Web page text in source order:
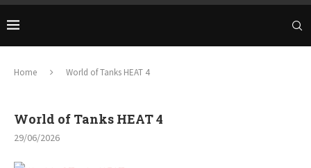
Home World of Tanks HEAT 4
World of Tanks HEAT 4
29/06/2026